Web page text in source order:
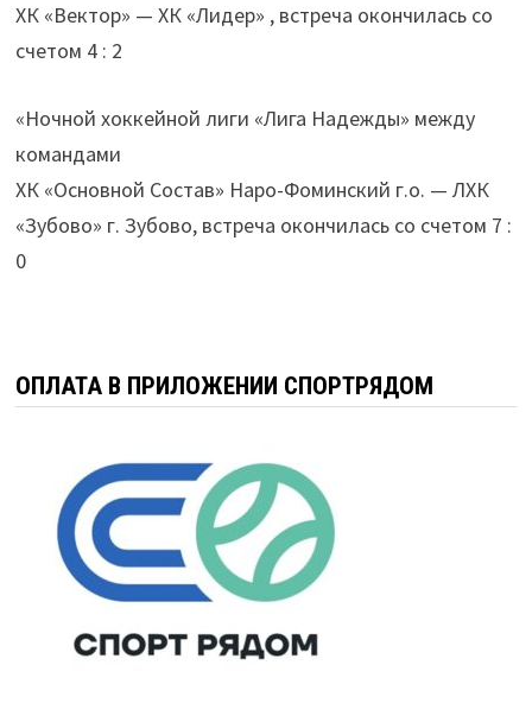
ХК «Вектор» — ХК «Лидер» , встреча окончилась со
счетом 4 : 2
«Ночной хоккейной лиги «Лига Надежды» между
командами
ХК «Основной Состав» Наро-Фоминский г.о. — ЛХК
«Зубово» г. Зубово, встреча окончилась со счетом 7 :
0
ОПЛАТА В ПРИЛОЖЕНИИ СПОРТРЯДОМ